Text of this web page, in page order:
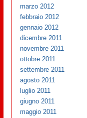
marzo 2012
febbraio 2012
gennaio 2012
dicembre 2011
novembre 2011
ottobre 2011
settembre 2011
agosto 2011
luglio 2011
giugno 2011
maggio 2011